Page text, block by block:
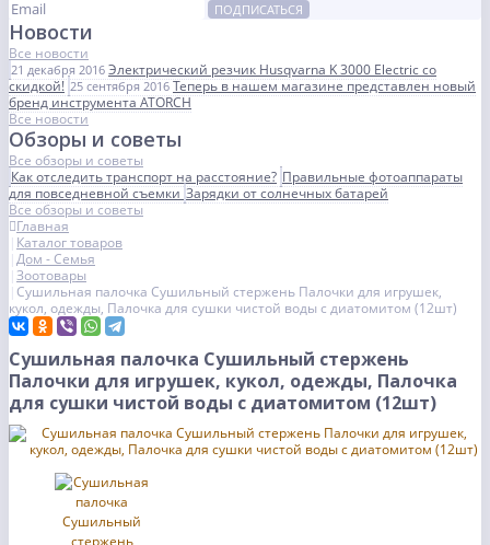
ПОДПИСАТЬСЯ
Новости
Все новости
21 декабря 2016 Электрический резчик Husqvarna K 3000 Electric со
скидкой! 25 сентября 2016 Теперь в нашем магазине представлен новый
бренд инструмента ATORCH
Все новости
Обзоры и советы
Все обзоры и советы
Как отследить транспорт на расстояние? Правильные фотоаппараты
для повседневной съемкиЗарядки от солнечных батарей
Все обзоры и советы
Главная
Каталог товаров
Дом - Семья
Зоотовары
Сушильная палочка Сушильный стержень Палочки для игрушек,
кукол, одежды, Палочка для сушки чистой воды с диатомитом (12шт)
Сушильная палочка Сушильный стержень
Палочки для игрушек, кукол, одежды, Палочка
для сушки чистой воды с диатомитом (12шт)